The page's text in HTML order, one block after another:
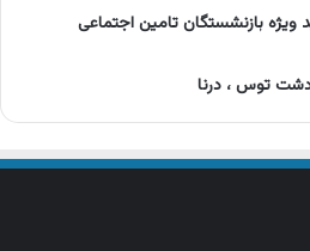
ویژه بازنشستگان تامین اجتماعی
دشت توس ، درنا